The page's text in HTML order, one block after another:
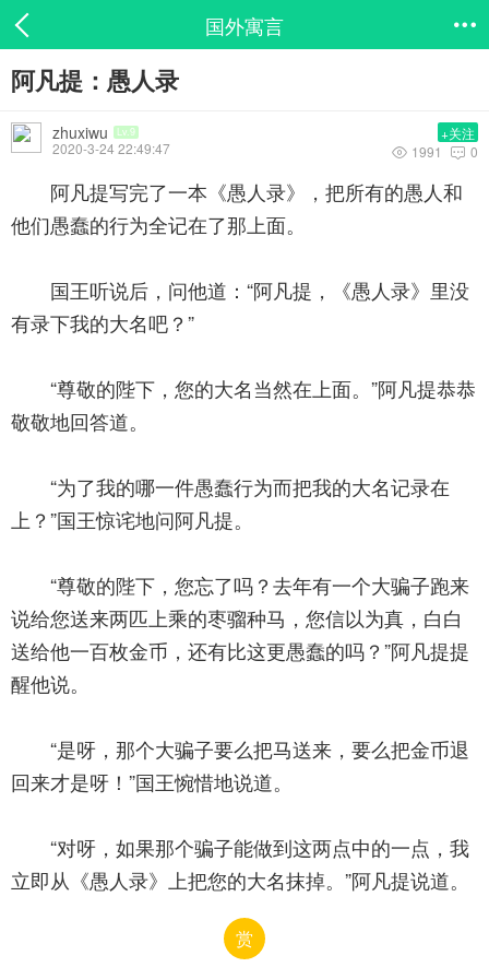
国外寓言 
阿凡提：愚人录
zhuxiwu Lv.9
+关注
2020-3-24 22:49:47
 0
 1991
阿凡提写完了一本《愚人录》，把所有的愚人和
他们愚蠢的行为全记在了那上面。
国王听说后，问他道：“阿凡提，《愚人录》里没
有录下我的大名吧？”
“尊敬的陛下，您的大名当然在上面。”阿凡提恭恭
敬敬地回答道。
“为了我的哪一件愚蠢行为而把我的大名记录在
上？”国王惊诧地问阿凡提。
“尊敬的陛下，您忘了吗？去年有一个大骗子跑来
说给您送来两匹上乘的枣骝种马，您信以为真，白白
送给他一百枚金币，还有比这更愚蠢的吗？”阿凡提提
醒他说。
“是呀，那个大骗子要么把马送来，要么把金币退
回来才是呀！”国王惋惜地说道。
“对呀，如果那个骗子能做到这两点中的一点，我
立即从《愚人录》上把您的大名抹掉。”阿凡提说道。
赏